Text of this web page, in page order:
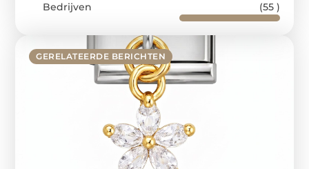
GERELATEERDE BERICHTEN
Bedrijven
(55 )